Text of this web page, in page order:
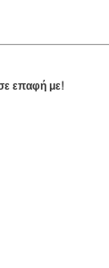
επαφή με!